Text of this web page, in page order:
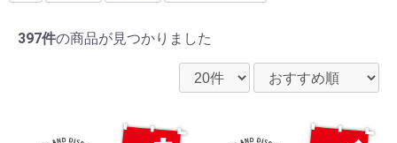
397件の商品が見つかりました